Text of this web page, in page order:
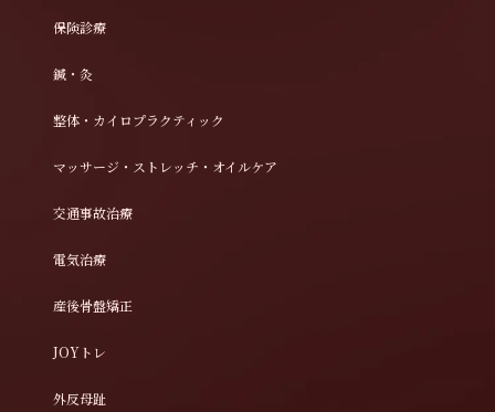
保険診療
鍼・灸
整体・カイロプラクティック
マッサージ・ストレッチ・オイルケア
交通事故治療
電気治療
産後骨盤矯正
JOYトレ
外反母趾